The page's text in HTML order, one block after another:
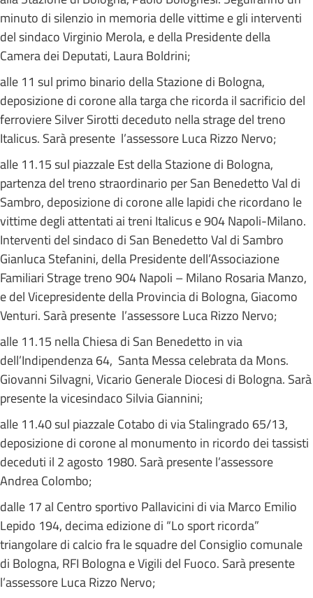
minuto di silenzio in memoria delle vittime e gli interventi
del sindaco Virginio Merola, e della Presidente della
Camera dei Deputati, Laura Boldrini;
alle 11 sul primo binario della Stazione di Bologna,
deposizione di corone alla targa che ricorda il sacrificio del
ferroviere Silver Sirotti deceduto nella strage del treno
Italicus. Sarà presente l’assessore Luca Rizzo Nervo;
alle 11.15 sul piazzale Est della Stazione di Bologna,
partenza del treno straordinario per San Benedetto Val di
Sambro, deposizione di corone alle lapidi che ricordano le
vittime degli attentati ai treni Italicus e 904 Napoli-Milano.
Interventi del sindaco di San Benedetto Val di Sambro
Gianluca Stefanini, della Presidente dell’Associazione
Familiari Strage treno 904 Napoli – Milano Rosaria Manzo,
e del Vicepresidente della Provincia di Bologna, Giacomo
Venturi. Sarà presente l’assessore Luca Rizzo Nervo;
alle 11.15 nella Chiesa di San Benedetto in via
dell’Indipendenza 64, Santa Messa celebrata da Mons.
Giovanni Silvagni, Vicario Generale Diocesi di Bologna. Sarà
presente la vicesindaco Silvia Giannini;
alle 11.40 sul piazzale Cotabo di via Stalingrado 65/13,
deposizione di corone al monumento in ricordo dei tassisti
deceduti il 2 agosto 1980. Sarà presente l’assessore
Andrea Colombo;
dalle 17 al Centro sportivo Pallavicini di via Marco Emilio
Lepido 194, decima edizione di “Lo sport ricorda”
triangolare di calcio fra le squadre del Consiglio comunale
di Bologna, RFI Bologna e Vigili del Fuoco. Sarà presente
l’assessore Luca Rizzo Nervo;